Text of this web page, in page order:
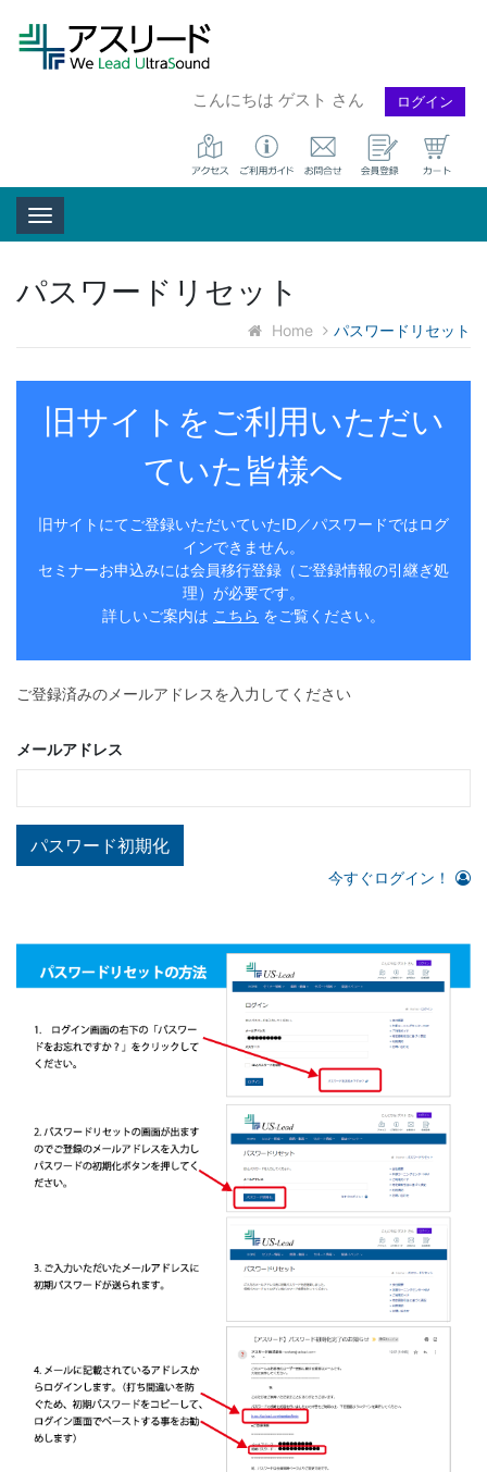
こんにちは ゲスト さん ログイン
Toggle navigation
パスワードリセット
Home パスワードリセット
旧サイトをご利用いただい
ていた皆様へ
旧サイトにてご登録いただいていたID／パスワードではログ
インできません。
セミナーお申込みには会員移行登録（ご登録情報の引継ぎ処
理）が必要です。
詳しいご案内は こちら をご覧ください。
ご登録済みのメールアドレスを入力してください
メールアドレス
パスワード初期化
今すぐログイン！